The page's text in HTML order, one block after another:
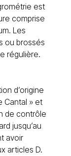
est
comprise
Les
ou brossés
régulière.
d’origine
Cantal » et
de contrôle
jusqu’au
avoir
articles D.